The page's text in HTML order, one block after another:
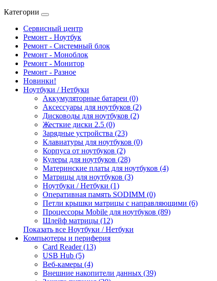
Категории
Сервисный центр
Ремонт - Ноутбук
Ремонт - Системный блок
Ремонт - Моноблок
Ремонт - Монитор
Ремонт - Разное
Новинки!
Ноутбуки / Нетбуки
Аккумуляторные батареи (0)
Аксессуары для ноутбуков (2)
Дисководы для ноутбуков (2)
Жесткие диски 2.5 (0)
Зарядные устройства (23)
Клавиатуры для ноутбуков (0)
Корпуса от ноутбуков (2)
Кулеры для ноутбуков (28)
Материнские платы для ноутбуков (4)
Матрицы для ноутбуков (3)
Ноутбуки / Нетбуки (1)
Оперативная память SODIMM (0)
Петли крышки матрицы с направляющими (6)
Процессоры Mobile для ноутбуков (89)
Шлейф матрицы (12)
Показать все Ноутбуки / Нетбуки
Компьютеры и периферия
Card Reader (13)
USB Hub (5)
Веб-камеры (4)
Внешние накопители данных (39)